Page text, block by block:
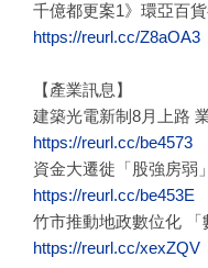
千億都更案1》環亞百
https://reurl.cc/Z8aOA3
【產業訊息】
建築光電新制8月上路
https://reurl.cc/be4573
資金大遷徙「股強房弱
https://reurl.cc/be453E
竹市推動地政數位化
https://reurl.cc/xexZQV